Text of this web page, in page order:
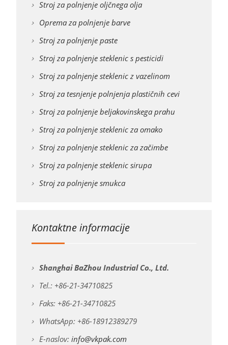
Stroj za polnjenje oljčnega olja
Oprema za polnjenje barve
Stroj za polnjenje paste
Stroj za polnjenje steklenic s pesticidi
Stroj za polnjenje steklenic z vazelinom
Stroj za tesnjenje polnjenja plastičnih cevi
Stroj za polnjenje beljakovinskega prahu
Stroj za polnjenje steklenic za omako
Stroj za polnjenje steklenic za začimbe
Stroj za polnjenje steklenic sirupa
Stroj za polnjenje smukca
Kontaktne informacije
Shanghai BaZhou Industrial Co., Ltd.
Tel.: +86-21-34710825
Faks: +86-21-34710825
WhatsApp: +86-18912389279
E-naslov: info@vkpak.com